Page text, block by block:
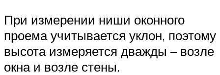
При измерении ниши оконного
проема учитывается уклон, поэтому
высота измеряется дважды – возле
окна и возле стены.